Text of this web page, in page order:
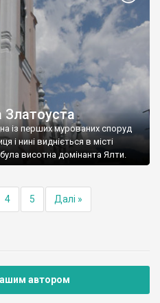
Златоуста
із перших мурованих споруд
і нині видніється в місті
висотна домінанта Ялти.
4 5 Далі »
автором